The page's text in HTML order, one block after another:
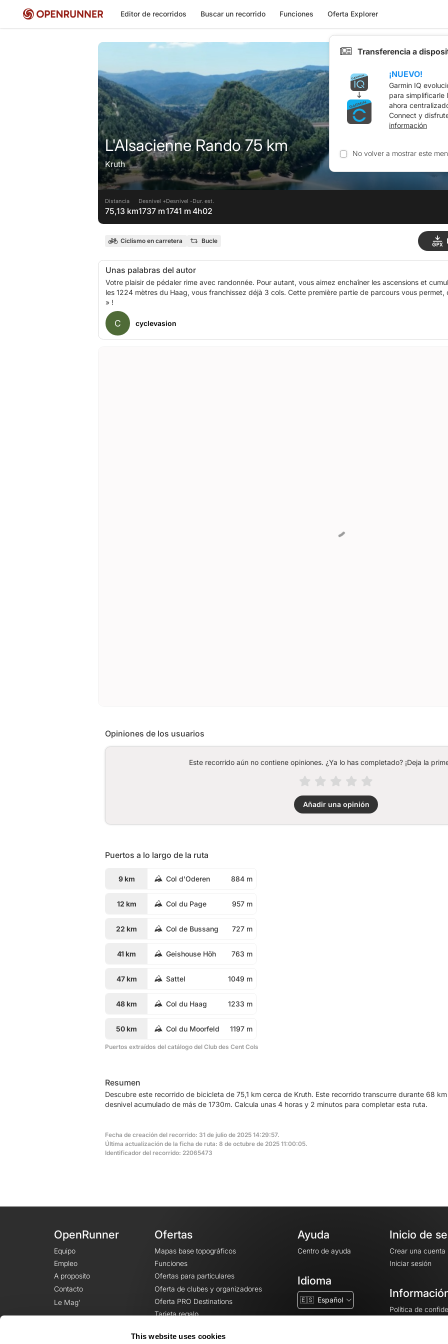
This website uses cookies
Editor de recorridos Buscar un recorrido Funciones Oferta Explorer
L'Alsacienne Rando 75 km
Kruth
Distancia
75,13 km
Desnivel +
1737 m
Desnivel -
1741 m
Dur. est.
4h02
Ciclismo en carretera Bucle
Unas palabras del autor
Votre plaisir de pédaler rime avec randonnée. Pour autant, vous aimez enchaîner les ascensions et
les 1224 mètres du Haag, vous franchissez déjà 3 cols. Cette première partie de parcours vous permet,
C cyclevasion
Opiniones de los usuarios
Este recorrido aún no contiene opiniones. ¿Ya lo has completado? ¡Deja la
Añadir una opinión
Puertos a lo largo de la ruta
9 km Col d'Oderen 884 m
12 km Col du Page 957 m
22 km Col de Bussang 727 m
41 km Geishouse Höh 763 m
47 km Sattel 1049 m
48 km Col du Haag 1233 m
50 km Col du Moorfeld 1197 m
Puertos extraídos del catálogo del Club des Cent Cols
Resumen
Descubre este recorrido de bicicleta de 75,1 km cerca de Kruth. Este recorrido transcurre durante 68
desnivel acumulado de más de 1730m. Calcula unas 4 horas y 2 minutos para completar esta ruta.
Fecha de creación del recorrido: 31 de julio de 2025 14:29:57.
Última actualización de la ficha de ruta: 8 de octubre de 2025 11:00:05.
Identificador del recorrido: 22065473
OpenRunner
Equipo
Empleo
A proposito
Contacto
Le Mag'
Ofertas
Mapas base topográficos
Funciones
Ofertas para particulares
Oferta de clubes y organizadores
Oferta PRO Destinations
Tarjeta regalo
Ayuda
Centro de ayuda
Idioma
🇪🇸 Español
Inicio de
Crear una cuenta
Iniciar sesión
Política de
Transferencia a
¡NUEVO!
Garmin IQ
para simplificarle
ahora
Connect y
información
No volver a mostrar este